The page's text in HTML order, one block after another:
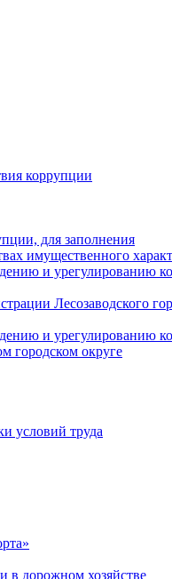
коррупции
для заполнения
имущественного
и урегулированию
Лесозаводского
и урегулированию
городском округе
условий труда
в дорожном хозяйстве